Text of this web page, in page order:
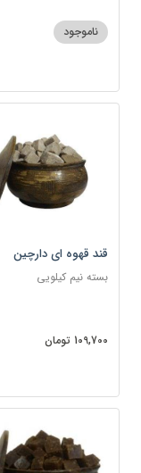
ناموجود
قند قهوه ای دارچین
بسته نیم کیلویی
109,700 تومان